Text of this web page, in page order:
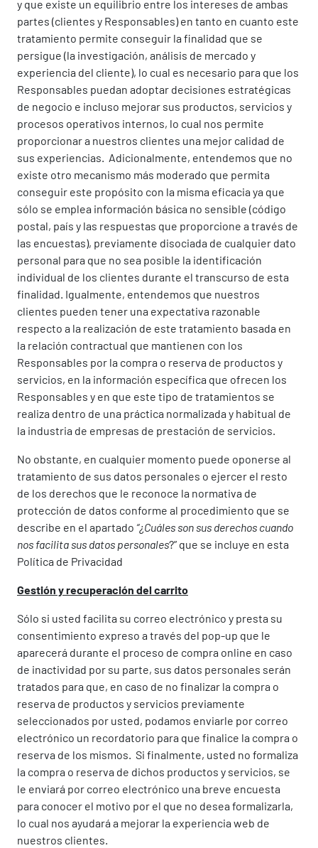
y que existe un equilibrio entre los intereses de ambas
partes (clientes y Responsables) en tanto en cuanto este
tratamiento permite conseguir la finalidad que se
persigue (la investigación, análisis de mercado y
experiencia del cliente), lo cual es necesario para que los
Responsables puedan adoptar decisiones estratégicas
de negocio e incluso mejorar sus productos, servicios y
procesos operativos internos, lo cual nos permite
proporcionar a nuestros clientes una mejor calidad de
sus experiencias. Adicionalmente, entendemos que no
existe otro mecanismo más moderado que permita
conseguir este propósito con la misma eficacia ya que
sólo se emplea información básica no sensible (código
postal, país y las respuestas que proporcione a través de
las encuestas), previamente disociada de cualquier dato
personal para que no sea posible la identificación
individual de los clientes durante el transcurso de esta
finalidad. Igualmente, entendemos que nuestros
clientes pueden tener una expectativa razonable
respecto a la realización de este tratamiento basada en
la relación contractual que mantienen con los
Responsables por la compra o reserva de productos y
servicios, en la información específica que ofrecen los
Responsables y en que este tipo de tratamientos se
realiza dentro de una práctica normalizada y habitual de
la industria de empresas de prestación de servicios.
No obstante, en cualquier momento puede oponerse al
tratamiento de sus datos personales o ejercer el resto
de los derechos que le reconoce la normativa de
protección de datos conforme al procedimiento que se
describe en el apartado “¿Cuáles son sus derechos cuando
nos facilita sus datos personales?” que se incluye en esta
Política de Privacidad
Gestión y recuperación del carrito
Sólo si usted facilita su correo electrónico y presta su
consentimiento expreso a través del pop-up que le
aparecerá durante el proceso de compra online en caso
de inactividad por su parte, sus datos personales serán
tratados para que, en caso de no finalizar la compra o
reserva de productos y servicios previamente
seleccionados por usted, podamos enviarle por correo
electrónico un recordatorio para que finalice la compra o
reserva de los mismos. Si finalmente, usted no formaliza
la compra o reserva de dichos productos y servicios, se
le enviará por correo electrónico una breve encuesta
para conocer el motivo por el que no desea formalizarla,
lo cual nos ayudará a mejorar la experiencia web de
nuestros clientes.